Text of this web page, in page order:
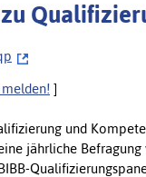
p
]
und
jährliche